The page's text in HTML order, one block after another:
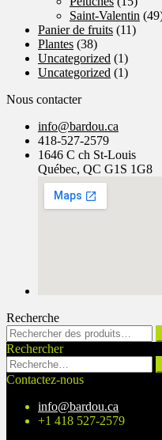
Saint-Valentin
Panier de fruits (11)
Plantes (38)
Uncategorized (1)
Uncategorized (1)
Nous contacter
info@bardou.ca
418-527-2579
1646 C ch St-Louis
Québec, QC G1S 1G8
Recherche
Rechercher :
Rechercher
Rechercher :
Contactez-nous
info@bardou.ca
+1 418 527-2579